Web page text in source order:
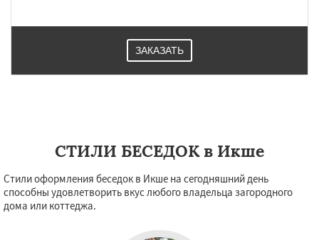
ЗАКАЗАТЬ
СТИЛИ БЕСЕДОК в Икше
Стили оформления беседок в Икше на сегодняшний день
способны удовлетворить вкус любого владельца загородного
дома или коттеджа.